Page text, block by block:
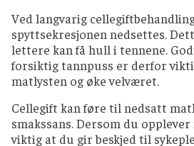
Ved langvarig
spyttsekresjonen nedsettes.
lettere kan få hull i tennene.
forsiktig tannpuss er derfor
matlysten og øke velværet.
Cellegift kan føre til nedsatt
smakssans. Dersom du
viktig at du gir beskjed til